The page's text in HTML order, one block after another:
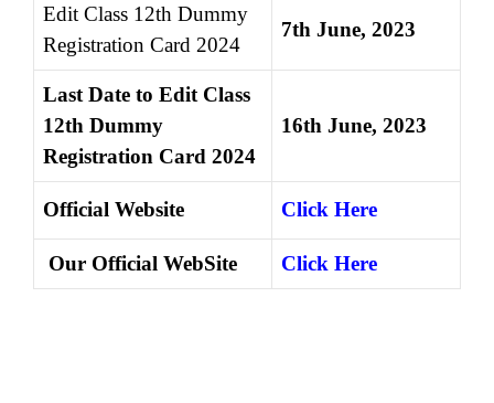
Edit Class 12th Dummy
Registration Card 2024
7th June, 2023
Last Date to Edit Class
12th Dummy
Registration Card 2024
16th June, 2023
Official Website Click Here
Our Official WebSite Click Here